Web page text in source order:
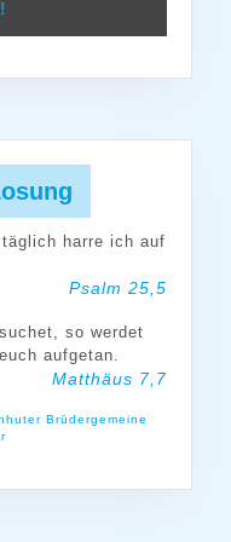
harre ich auf
Psalm 25,5
so werdet
aufgetan.
Matthäus 7,7
Brüdergemeine